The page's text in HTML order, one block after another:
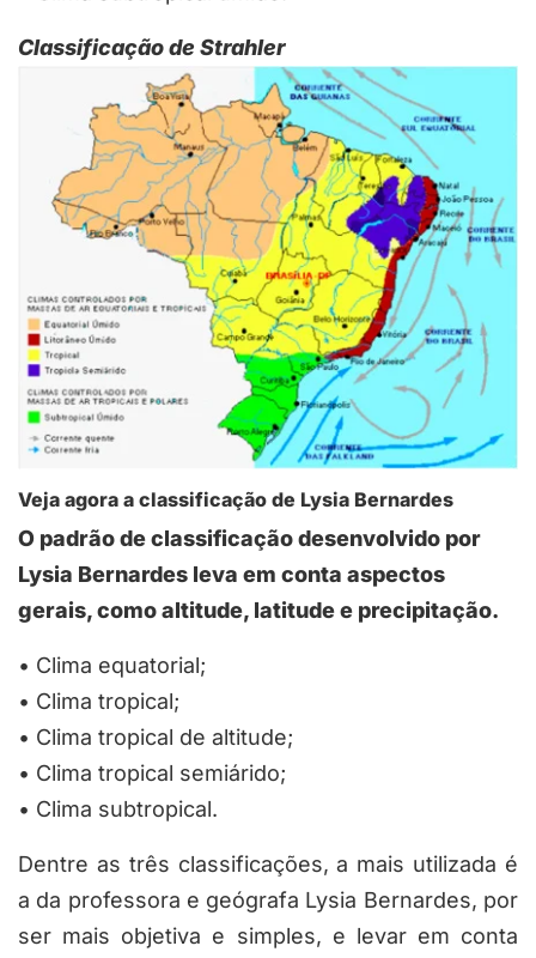
Classificação de Strahler
Veja agora a classificação de Lysia Bernardes
O padrão de classificação desenvolvido por
Lysia Bernardes leva em conta aspectos
gerais, como altitude, latitude e precipitação.
• Clima equatorial;
• Clima tropical;
• Clima tropical de altitude;
• Clima tropical semiárido;
• Clima subtropical.
Dentre as três classificações, a mais utilizada é
a da professora e geógrafa Lysia Bernardes, por
ser mais objetiva e simples, e levar em conta